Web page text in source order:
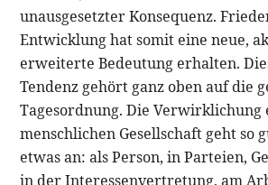
unausgesetzter Konsequenz.
Entwicklung hat somit eine neue,
erweiterte Bedeutung erhalten.
Tendenz gehört ganz oben auf die
Tagesordnung. Die
menschlichen Gesellschaft geht so
etwas an: als Person, in Parteien,
in der Interessenvertretung, am